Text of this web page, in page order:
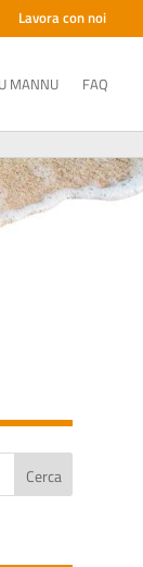
Lavora con noi
MANNU FAQ